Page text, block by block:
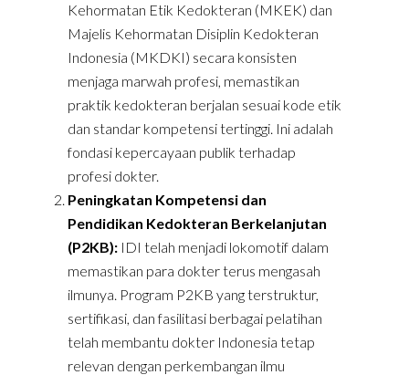
Kehormatan Etik Kedokteran (MKEK) dan
Majelis Kehormatan Disiplin Kedokteran
Indonesia (MKDKI) secara konsisten
menjaga marwah profesi, memastikan
praktik kedokteran berjalan sesuai kode etik
dan standar kompetensi tertinggi. Ini adalah
fondasi kepercayaan publik terhadap
profesi dokter.
Peningkatan Kompetensi dan
Pendidikan Kedokteran Berkelanjutan
(P2KB): IDI telah menjadi lokomotif dalam
memastikan para dokter terus mengasah
ilmunya. Program P2KB yang terstruktur,
sertifikasi, dan fasilitasi berbagai pelatihan
telah membantu dokter Indonesia tetap
relevan dengan perkembangan ilmu